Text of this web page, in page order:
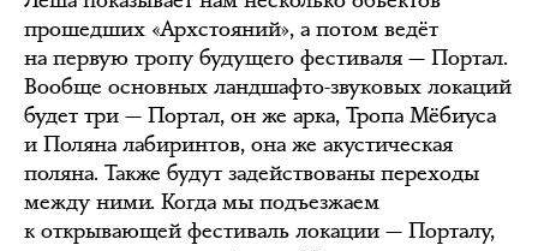
прошедших «Архстояний», а потом ведёт
на первую тропу будущего фестиваля — Портал.
Вообще основных ландшафто-звуковых локаций
будет три — Портал, он же арка, Тропа Мёбиуса
и Поляна лабиринтов, она же акустическая
поляна. Также будут задействованы переходы
между ними. Когда мы подъезжаем
к открывающей фестиваль локации — Порталу,